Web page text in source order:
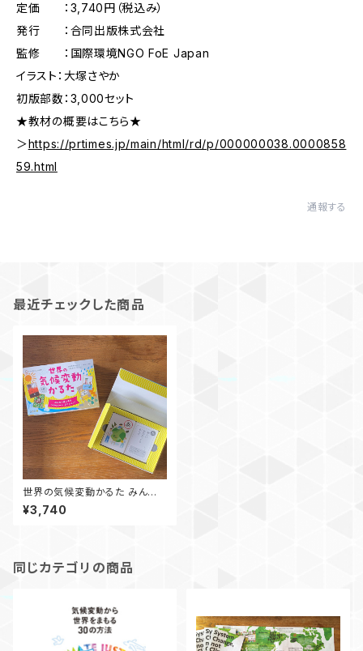
定価 ：3,740円（税込み）
発行 ：合同出版株式会社
監修 ：国際環境NGO FoE Japan
イラスト：大塚さやか
初版部数：3,000セット
★教材の概要はこちら★
＞https://prtimes.jp/main/html/rd/p/000000038.0000858
59.html
通報する
最近チェックした商品
世界の気候変動かるた みんな
ではじめる クライメート・アクシ
ョン！
¥3,740
同じカテゴリの商品